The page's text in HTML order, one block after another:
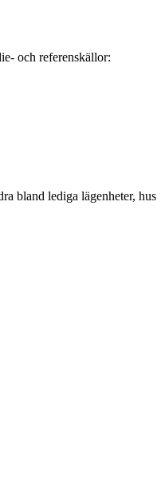
och referenskällor:
bland lediga lägenheter, hus